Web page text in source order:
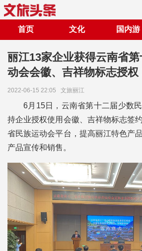
首页 文化 国内游
丽江13家企业获得云南省
动会会徽、吉祥物标志授权
2022-06-15 22:05 文旅丽江
6月15日，云南省第十二届少数
持企业授权使用会徽、吉祥物标志签
省民族运动会平台，提高丽江特色产
产品宣传和销售。